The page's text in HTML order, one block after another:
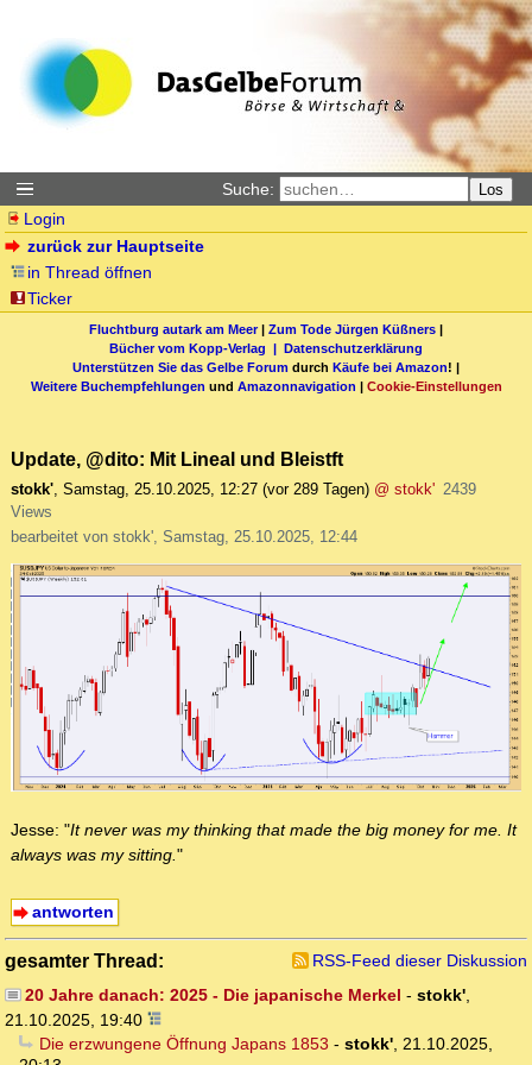
Suche: Los
Login
zurück zur Hauptseite
in Thread öffnen
Ticker
Fluchtburg autark am Meer| Zum Tode Jürgen Küßners |
Bücher vom Kopp-Verlag | Datenschutzerklärung
Unterstützen Sie das Gelbe Forum durch Käufe bei Amazon! |
Weitere Buchempfehlungen und Amazonnavigation | Cookie-Einstellungen
Update, @dito: Mit Lineal und Bleistft
stokk', Samstag, 25.10.2025, 12:27 (vor 289 Tagen) @ stokk' 2439
Views
bearbeitet von stokk', Samstag, 25.10.2025, 12:44
Jesse: "It never was my thinking that made the big money for me. It
always was my sitting. "
antworten
gesamter Thread:
RSS-Feed dieser Diskussion
20 Jahre danach: 2025 - Die japanische Merkel - stokk',
21.10.2025, 19:40
Die erzwungene Öffnung Japans 1853 - stokk', 21.10.2025,